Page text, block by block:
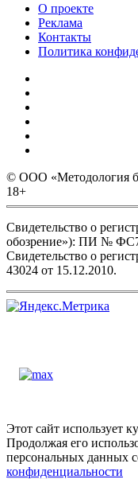
О проекте
Реклама
Контакты
Политика
© ООО «Методология
18+
Свидетельство о
обозрение»): ПИ №
Свидетельство о
43024 от 15.12.2010.
Этот сайт использует
Продолжая его
персональных данных
конфиденциальности